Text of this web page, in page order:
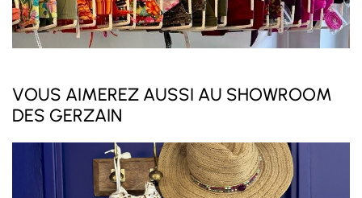
VOUS AIMEREZ AUSSI AU SHOWROOM
DES GERZAIN